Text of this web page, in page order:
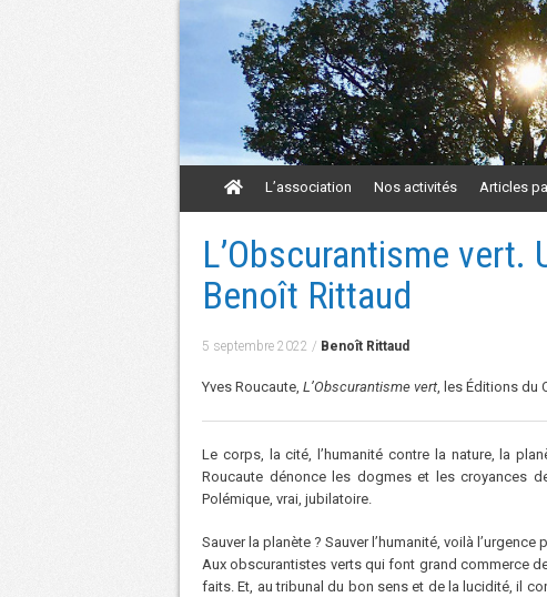
L’association Nos activités Articles
L’Obscurantisme vert.
Benoît Rittaud
5 septembre 2022 / Benoît Rittaud
Yves Roucaute, L’Obscurantisme vert, les Éditions du
Le corps, la cité, l’humanité contre la nature, la
Roucaute dénonce les dogmes et les croyances
Polémique, vrai, jubilatoire.
Sauver la planète ? Sauver l’humanité, voilà
Aux obscurantistes verts qui font grand commerce
faits. Et, au tribunal du bon sens et de la lucidité, il